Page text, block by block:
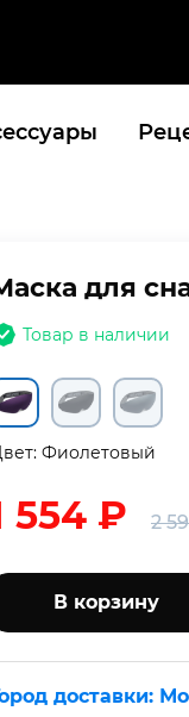
для
Товар в наличии
Фиолетовый
554 ₽ 2
В корзину
доставки: